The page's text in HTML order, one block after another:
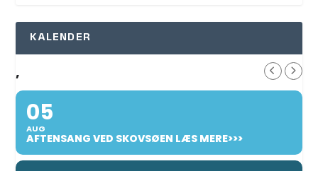
KALENDER
,
05
AUG
AFTENSANG VED SKOVSØEN LÆS MERE>>>